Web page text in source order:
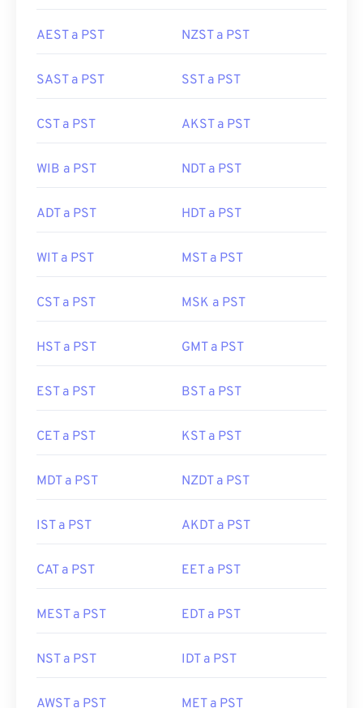
AEST a PST NZST a PST
SAST a PST SST a PST
CST a PST AKST a PST
WIB a PST NDT a PST
ADT a PST HDT a PST
WIT a PST MST a PST
CST a PST MSK a PST
HST a PST GMT a PST
EST a PST BST a PST
CET a PST KST a PST
MDT a PST NZDT a PST
IST a PST AKDT a PST
CAT a PST EET a PST
MEST a PST EDT a PST
NST a PST IDT a PST
AWST a PST MET a PST